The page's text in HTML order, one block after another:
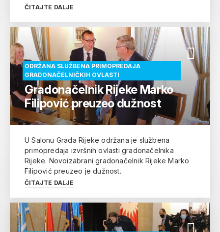
ČITAJTE DALJE
ODRŽANA SLUŽBENA PRIMOPREDAJA
GRADONAČELNIČKIH OVLASTI
Gradonačelnik Rijeke Marko
Filipović preuzeo dužnost
U Salonu Grada Rijeke održana je službena
primopredaja izvršnih ovlasti gradonačelnika
Rijeke. Novoizabrani gradonačelnik Rijeke Marko
Filipović preuzeo je dužnost.
ČITAJTE DALJE